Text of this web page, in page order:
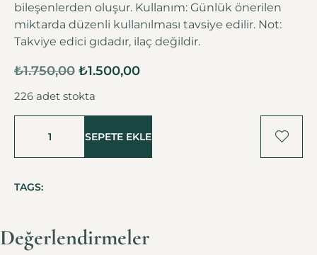
bileşenlerden oluşur. Kullanım: Günlük önerilen
miktarda düzenli kullanılması tavsiye edilir. Not:
Takviye edici gıdadır, ilaç değildir.
₺1.750,00 ₺1.500,00
226 adet stokta
SEPETE EKLE
TAGS:
Değerlendirmeler